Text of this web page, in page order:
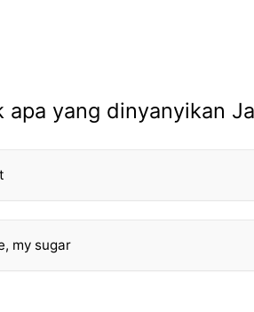
apa yang dinyanyikan
my sugar